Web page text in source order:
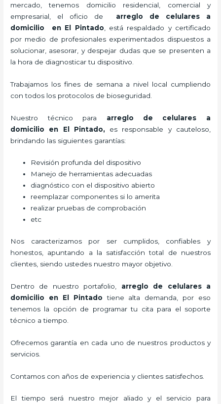
mercado, tenemos domicilio residencial, comercial y
empresarial, el oficio de arreglo de celulares a
domicilio en El Pintado , está respaldado y certificado
por medio de profesionales experimentados dispuestos a
solucionar, asesorar, y despejar dudas que se presenten a
la hora de diagnosticar tu dispositivo.
Trabajamos los fines de semana a nivel local cumpliendo
con todos los protocolos de bioseguridad.
Nuestro técnico para arreglo de celulares a
domicilio
en El Pintado, es responsable y cauteloso,
brindando las siguientes garantías:
Revisión profunda del dispositivo
Manejo de herramientas adecuadas
diagnóstico con el dispositivo abierto
reemplazar componentes si lo amerita
realizar pruebas de comprobación
etc
Nos caracterizamos por ser cumplidos, confiables y
honestos, apuntando a la satisfacción total de nuestros
clientes, siendo ustedes nuestro mayor objetivo.
Dentro de nuestro portafolio, arreglo de celulares a
domicilio en El Pintado tiene alta demanda, por eso
tenemos la opción de programar tu cita para el soporte
técnico a tiempo.
Ofrecemos garantía en cada uno de nuestros productos y
servicios.
Contamos con años de experiencia y clientes satisfechos.
El tiempo será nuestro mejor aliado y el servicio para